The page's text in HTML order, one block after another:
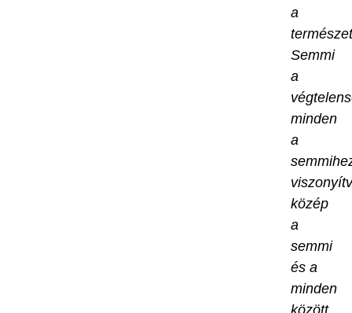
a
Semmi
a
minden
a
közép
a
semmi
és a
minden
között.